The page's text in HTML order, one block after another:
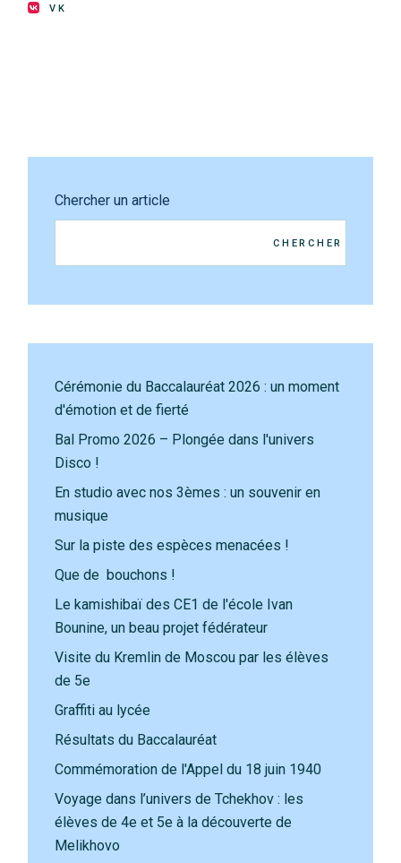
VK
Chercher un article
CHERCHER
Cérémonie du Baccalauréat 2026 : un moment
d'émotion et de fierté
Bal Promo 2026 – Plongée dans l'univers
Disco !
En studio avec nos 3èmes : un souvenir en
musique
Sur la piste des espèces menacées !
Que de bouchons !
Le kamishibaï des CE1 de l'école Ivan
Bounine, un beau projet fédérateur
Visite du Kremlin de Moscou par les élèves
de 5e
Graffiti au lycée
Résultats du Baccalauréat
Commémoration de l'Appel du 18 juin 1940
Voyage dans l’univers de Tchekhov : les
élèves de 4e et 5e à la découverte de
Melikhovo